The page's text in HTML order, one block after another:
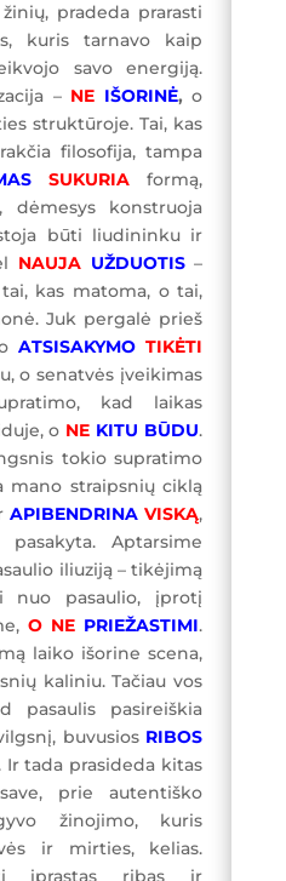
pradeda prarasti
kuris tarnavo kaip
savo energiją.
– NE IŠORINĖ, o
struktūroje. Tai, kas
filosofija, tampa
SUKURIA formą,
konstruoja
būti liudininku ir
NAUJA UŽDUOTIS–
kas matoma, o tai,
Juk pergalė prieš
ATSISAKYMO TIKĖTI
o senatvės įveikimas
kad laikas
o NE KITU BŪDU.
tokio supratimo
straipsnių ciklą
APIBENDRINA VISKĄ,
Aptarsime
iliuziją – tikėjimą
nuo pasaulio, įprotį
O NE PRIEŽASTIMI.
laiko išorine scena,
kaliniu. Tačiau vos
pasaulis pasireiškia
buvusios RIBOS
Ir tada prasideda kitas
prie autentiško
žinojimo, kuris
ir mirties, kelias.
įprastas ribas ir